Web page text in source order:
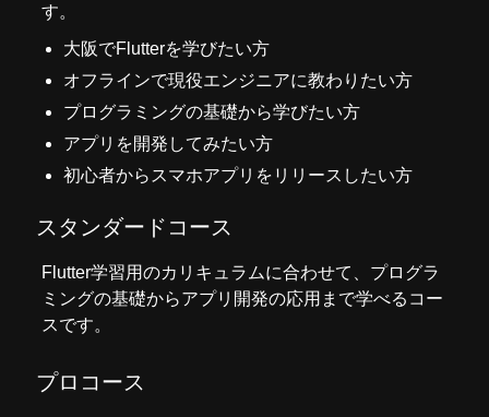
す。
大阪でFlutterを学びたい方
オフラインで現役エンジニアに教わりたい方
プログラミングの基礎から学びたい方
アプリを開発してみたい方
初心者からスマホアプリをリリースしたい方
スタンダードコース
Flutter学習用のカリキュラムに合わせて、プログラ
ミングの基礎からアプリ開発の応用まで学べるコー
スです。
プロコース